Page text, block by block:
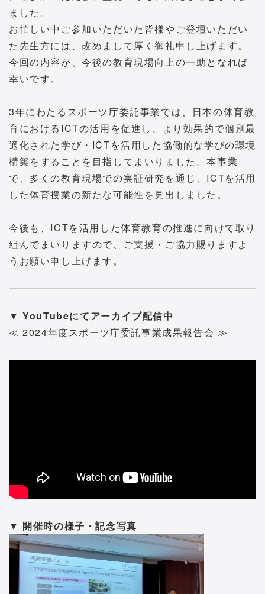
ました。
お忙しい中ご参加いただいた皆様やご登壇いただい
た先生方には、改めまして厚く御礼申し上げます。
今回の内容が、今後の教育現場向上の一助となれば
幸いです。
3年にわたるスポーツ庁委託事業では、日本の体育教
育におけるICTの活用を促進し、より効果的で個別最
適化された学び・ICTを活用した協働的な学びの環境
構築をすることを目指してまいりました。本事業
で、多くの教育現場での実証研究を通じ、ICTを活用
した体育授業の新たな可能性を見出しました。
今後も、ICTを活用した体育教育の推進に向けて取り
組んでまいりますので、ご支援・ご協力賜りますよ
うお願い申し上げます。
▼ YouTubeにてアーカイブ配信中
≪ 2024年度スポーツ庁委託事業成果報告会 ≫
▼ 開催時の様子・記念写真